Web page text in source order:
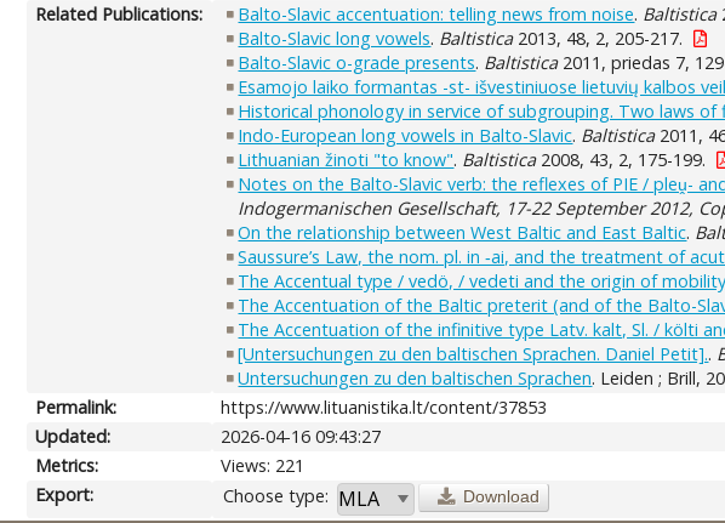
Related Publications: Balto-Slavic accentuation: telling news from noise. Baltistica
Balto-Slavic long vowels. Baltistica2013, 48, 2, 205-217.
Balto-Slavic o-grade presents. Baltistica2011, priedas 7,
Esamojo laiko formantas -st- išvestiniuose lietuvių kalbos
Historical phonology in service of subgrouping. Two laws
Indo-European long vowels in Balto-Slavic. Baltistica2011,
Lithuanian žinoti "to know". Baltistica2008, 43, 2, 175-199.
Notes on the Balto-Slavic verb: the reflexes of PIE / pleṷ-
Indogermanischen Gesellschaft, 17-22 September 2012,
On the relationship between West Baltic and East Baltic.
Saussure’s Law, the nom. pl. in ‑ai, and the treatment of
The Accentual type / vedö, / vedeti and the origin of
The Accentuation of the Baltic preterit (and of the Balto-
The Accentuation of the infinitive type Latv. kalt, Sl. / költi
[Untersuchungen zu den baltischen Sprachen. Daniel Petit]..
Untersuchungen zu den baltischen Sprachen. Leiden ; Brill,
Permalink:
https://www.lituanistika.lt/content/37853
Updated:
2026-04-16 09:43:27
Metrics:
Views: 221
Export:
Choose type: Download